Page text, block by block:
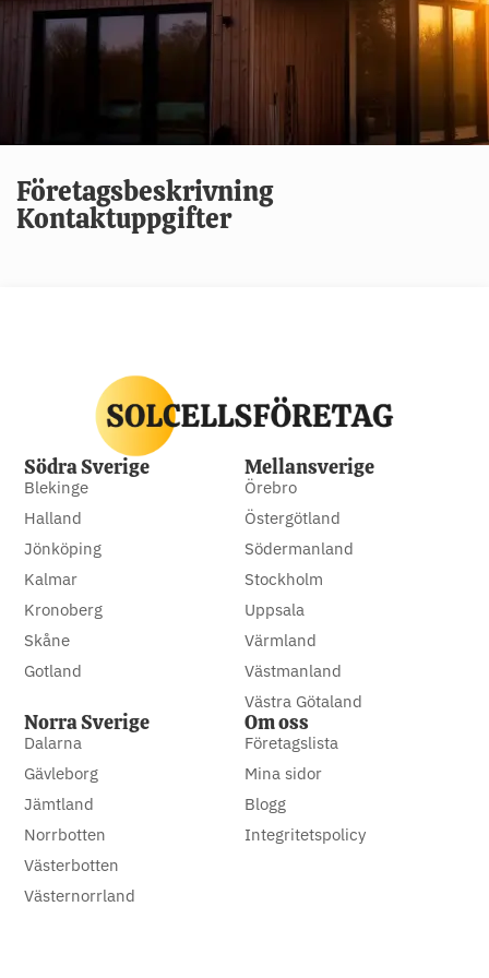
Företagsbeskrivning
Kontaktuppgifter
Södra Sverige
Blekinge
Halland
Jönköping
Kalmar
Kronoberg
Skåne
Gotland
Mellansverige
Örebro
Östergötland
Södermanland
Stockholm
Uppsala
Värmland
Västmanland
Västra Götaland
Norra Sverige
Dalarna
Gävleborg
Jämtland
Norrbotten
Västerbotten
Västernorrland
Om oss
Företagslista
Mina sidor
Blogg
Integritetspolicy